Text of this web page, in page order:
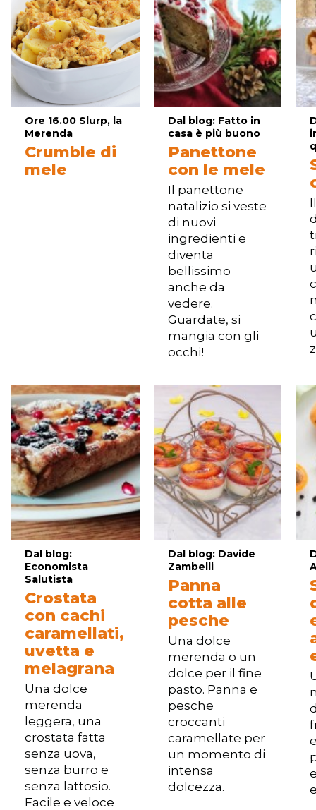
Ore 16.00 Slurp, la
Merenda
Crumble di
mele
Dal blog: Fatto in
casa è più buono
Panettone
con le mele
Il panettone
natalizio si veste
di nuovi
ingredienti e
diventa
bellissimo
anche da
vedere.
Guardate, si
mangia con gli
occhi!
Dal blog:
Economista
Salutista
Crostata
con cachi
caramellati,
uvetta e
melagrana
Una dolce
merenda
leggera, una
crostata fatta
senza uova,
senza burro e
senza lattosio.
Facile e veloce
Dal blog: Davide
Zambelli
Panna
cotta alle
pesche
Una dolce
merenda o un
dolce per il fine
pasto. Panna e
pesche
croccanti
caramellate per
un momento di
intensa
dolcezza.